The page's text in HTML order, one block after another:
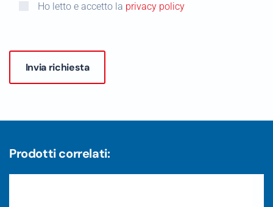
Ho letto e accetto la privacy policy
Prodotti correlati: